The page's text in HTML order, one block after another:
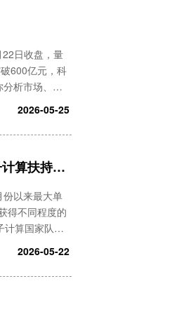
日收盘，量
600亿元，科
析市场、根
2026-05-25
算扶持计
以来最大单
得不同程度的
计算国家队扶
2026-05-22